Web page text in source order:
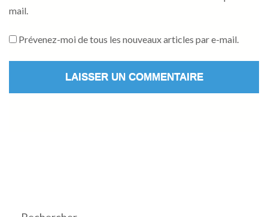
mail.
Prévenez-moi de tous les nouveaux articles par e-mail.